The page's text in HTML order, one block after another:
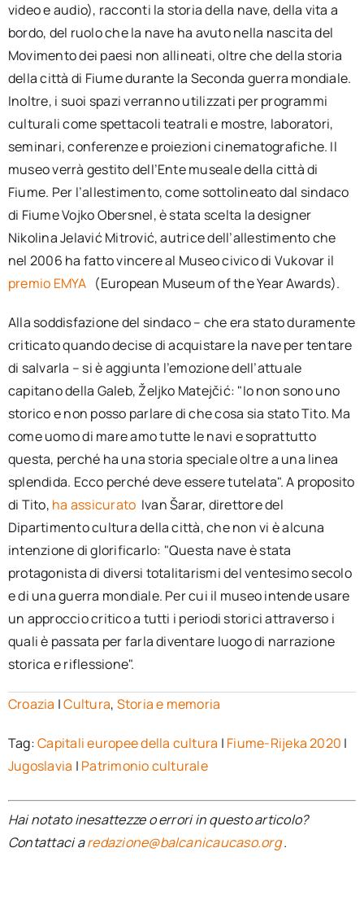
video e audio), racconti la storia della nave, della vita a
bordo, del ruolo che la nave ha avuto nella nascita del
Movimento dei paesi non allineati, oltre che della storia
della città di Fiume durante la Seconda guerra mondiale.
Inoltre, i suoi spazi verranno utilizzati per programmi
culturali come spettacoli teatrali e mostre, laboratori,
seminari, conferenze e proiezioni cinematografiche. Il
museo verrà gestito dell’Ente museale della città di
Fiume. Per l’allestimento, come sottolineato dal sindaco
di Fiume Vojko Obersnel, è stata scelta la designer
Nikolina Jelavić Mitrović, autrice dell’allestimento che
nel 2006 ha fatto vincere al Museo civico di Vukovar il
premio EMYA (European Museum of the Year Awards).
Alla soddisfazione del sindaco – che era stato duramente
criticato quando decise di acquistare la nave per tentare
di salvarla – si è aggiunta l’emozione dell’attuale
capitano della Galeb, Željko Matejčić: "Io non sono uno
storico e non posso parlare di che cosa sia stato Tito. Ma
come uomo di mare amo tutte le navi e soprattutto
questa, perché ha una storia speciale oltre a una linea
splendida. Ecco perché deve essere tutelata". A proposito
di Tito, ha assicurato Ivan Šarar, direttore del
Dipartimento cultura della città, che non vi è alcuna
intenzione di glorificarlo: "Questa nave è stata
protagonista di diversi totalitarismi del ventesimo secolo
e di una guerra mondiale. Per cui il museo intende usare
un approccio critico a tutti i periodi storici attraverso i
quali è passata per farla diventare luogo di narrazione
storica e riflessione".
Croazia |Cultura, Storia e memoria
Tag:Capitali europee della cultura | Fiume-Rijeka 2020 |
Jugoslavia | Patrimonio culturale
Hai notato inesattezze o errori in questo articolo?
Contattaci aredazione@balcanicaucaso.org.